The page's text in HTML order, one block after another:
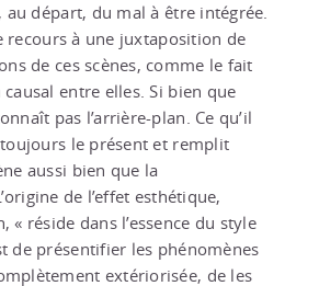
départ, du mal à être intégrée.
recours à une juxtaposition de
de ces scènes, comme le fait
entre elles. Si bien que
pas l’arrière-plan. Ce qu’il
le présent et remplit
aussi bien que la
de l’effet esthétique,
« réside dans l’essence du style
de présentifier les phénomènes
extériorisée, de les